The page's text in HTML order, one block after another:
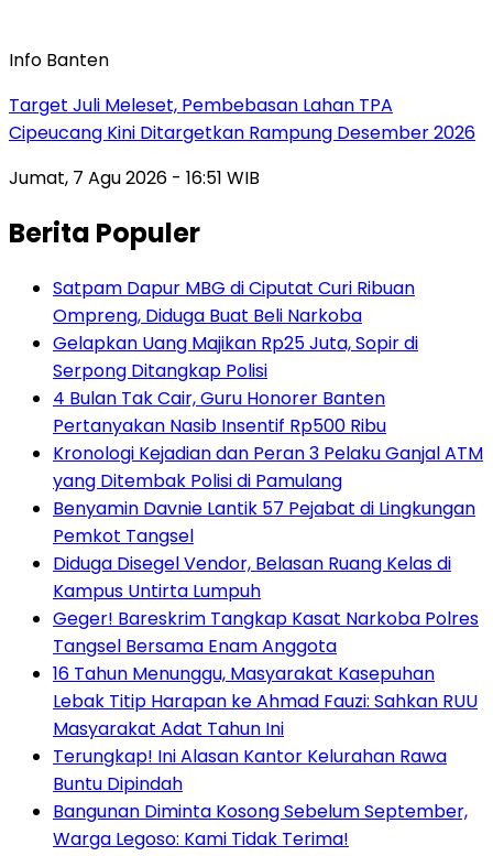
Info Banten
Target Juli Meleset, Pembebasan Lahan TPA
Cipeucang Kini Ditargetkan Rampung Desember 2026
Jumat, 7 Agu 2026 - 16:51 WIB
Berita Populer
Satpam Dapur MBG di Ciputat Curi Ribuan
Ompreng, Diduga Buat Beli Narkoba
Gelapkan Uang Majikan Rp25 Juta, Sopir di
Serpong Ditangkap Polisi
4 Bulan Tak Cair, Guru Honorer Banten
Pertanyakan Nasib Insentif Rp500 Ribu
Kronologi Kejadian dan Peran 3 Pelaku Ganjal ATM
yang Ditembak Polisi di Pamulang
Benyamin Davnie Lantik 57 Pejabat di Lingkungan
Pemkot Tangsel
Diduga Disegel Vendor, Belasan Ruang Kelas di
Kampus Untirta Lumpuh
Geger! Bareskrim Tangkap Kasat Narkoba Polres
Tangsel Bersama Enam Anggota
16 Tahun Menunggu, Masyarakat Kasepuhan
Lebak Titip Harapan ke Ahmad Fauzi: Sahkan RUU
Masyarakat Adat Tahun Ini
Terungkap! Ini Alasan Kantor Kelurahan Rawa
Buntu Dipindah
Bangunan Diminta Kosong Sebelum September,
Warga Legoso: Kami Tidak Terima!